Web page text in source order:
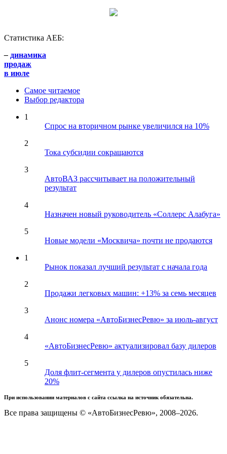
Статистика АЕБ:
– динамика
продаж
в июле
Самое читаемое
Выбор редактора
1
Спрос на вторичном рынке увеличился на 10%
2
Тока субсидии сокращаются
3
АвтоВАЗ рассчитывает на положительный
результат
4
Назначен новый руководитель «Соллерс Алабуга»
5
Новые модели «Москвича» почти не продаются
1
Рынок показал лучший результат с начала года
2
Продажи легковых машин: +13% за семь месяцев
3
Анонс номера «АвтоБизнесРевю» за июль-август
4
«АвтоБизнесРевю» актуализировал базу дилеров
5
Доля флит-сегмента у дилеров опустилась ниже
20%
При использовании материалов с сайта ссылка на источник обязательна.
Все права защищены © «АвтоБизнесРевю», 2008–2026.